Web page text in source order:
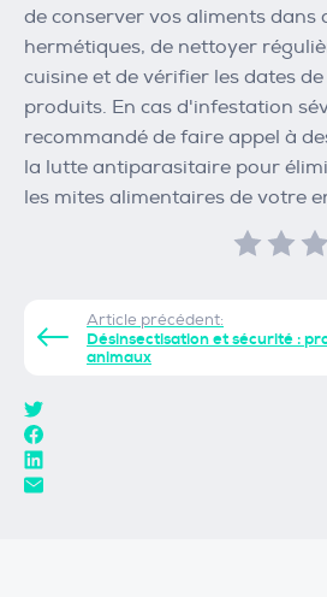
de conserver vos aliments dans
hermétiques, de nettoyer
cuisine et de vérifier les dates
produits. En cas d'infestation
recommandé de faire appel à
la lutte antiparasitaire pour
les mites alimentaires de votre
Article précédent:
Désinsectisation et sécurité :
animaux